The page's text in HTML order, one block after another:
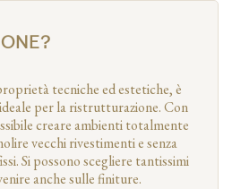
tecniche ed estetiche, è
per la ristrutturazione. Con
creare ambienti totalmente
vecchi rivestimenti e senza
Si possono scegliere tantissimi
anche sulle finiture.